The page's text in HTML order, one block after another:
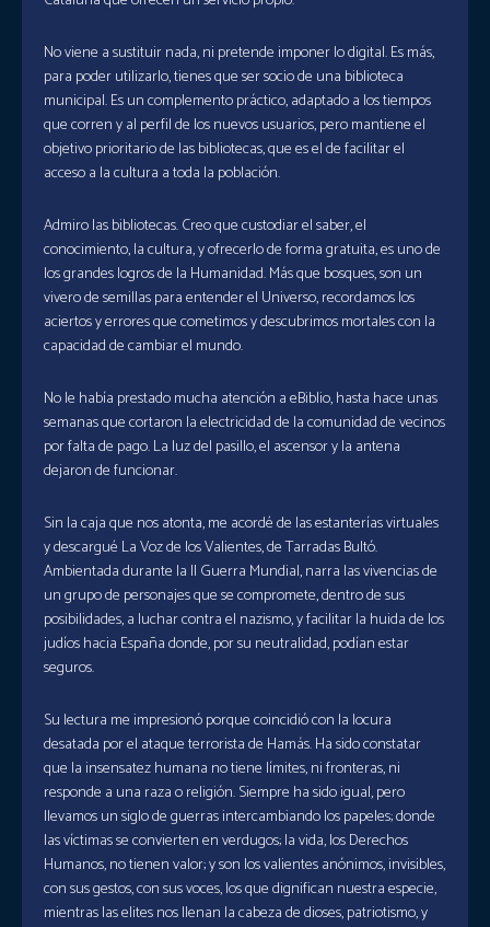
No viene a sustituir nada, ni pretende imponer lo digital. Es más,
para poder utilizarlo, tienes que ser socio de una biblioteca
municipal. Es un complemento práctico, adaptado a los tiempos
que corren y al perfil de los nuevos usuarios, pero mantiene el
objetivo prioritario de las bibliotecas, que es el de facilitar el
acceso a la cultura a toda la población.
Admiro las bibliotecas. Creo que custodiar el saber, el
conocimiento, la cultura, y ofrecerlo de forma gratuita, es uno de
los grandes logros de la Humanidad. Más que bosques, son un
vivero de semillas para entender el Universo, recordamos los
aciertos y errores que cometimos y descubrimos mortales con la
capacidad de cambiar el mundo.
No le había prestado mucha atención a eBiblio, hasta hace unas
semanas que cortaron la electricidad de la comunidad de vecinos
por falta de pago. La luz del pasillo, el ascensor y la antena
dejaron de funcionar.
Sin la caja que nos atonta, me acordé de las estanterías virtuales
y descargué La Voz de los Valientes, de Tarradas Bultó.
Ambientada durante la II Guerra Mundial, narra las vivencias de
un grupo de personajes que se compromete, dentro de sus
posibilidades, a luchar contra el nazismo, y facilitar la huida de los
judíos hacia España donde, por su neutralidad, podían estar
seguros.
Su lectura me impresionó porque coincidió con la locura
desatada por el ataque terrorista de Hamás. Ha sido constatar
que la insensatez humana no tiene límites, ni fronteras, ni
responde a una raza o religión. Siempre ha sido igual, pero
llevamos un siglo de guerras intercambiando los papeles; donde
las víctimas se convierten en verdugos; la vida, los Derechos
Humanos, no tienen valor; y son los valientes anónimos, invisibles,
con sus gestos, con sus voces, los que dignifican nuestra especie,
mientras las elites nos llenan la cabeza de dioses, patriotismo, y